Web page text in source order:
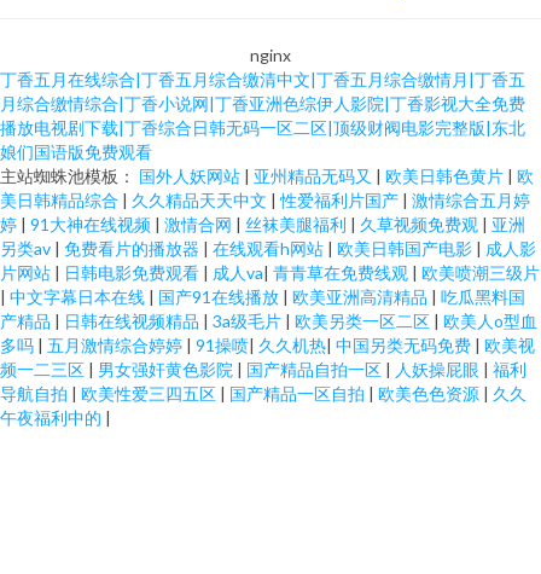
nginx
丁香五月在线综合|丁香五月综合缴清中文|丁香五月综合缴情月|丁香五
月综合缴情综合|丁香小说网|丁香亚洲色综伊人影院|丁香影视大全免费
播放电视剧下载|丁香综合日韩无码一区二区|顶级财阀电影完整版|东北
娘们国语版免费观看
主站蜘蛛池模板：
国外人妖网站 亚州精品无码又 欧美日韩色黄片
欧
美日韩精品综合
久久精品天天中文 |性爱福利片国产
激情综合五月婷
婷
91大神在线视频 激情合网 丝袜美腿福利 久草视频免费观
亚洲
另类av
免费看片的播放器 在线观看h网站 欧美日韩国产电影
成人影
片网站
日韩电影免费观看 成人va 青青草在免费线观
欧美喷潮三级片
中文字幕日本在线 国产91在线播放 欧美亚洲高清精品
吃瓜黑料国
产精品
日韩在线视频精品 3a级毛片 欧美另类一区二区
欧美人o型血
多吗
五月激情综合婷婷 91操喷 久久机热 中国另类无码免费
欧美视
频一二三区
男女强奸黄色影院 国产精品自拍一区 人妖操屁眼
福利
导航自拍
欧美性爱三四五区 国产精品一区自拍 欧美色色资源
久久
午夜福利中的